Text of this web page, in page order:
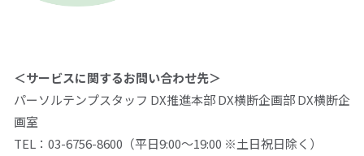
＜サービスに関するお問い合わせ先＞
パーソルテンプスタッフ DX推進本部DX横断企画部DX横断企
画室
TEL： 03-6756-8600 （平日9:00～19:00 ※土日祝日除く）